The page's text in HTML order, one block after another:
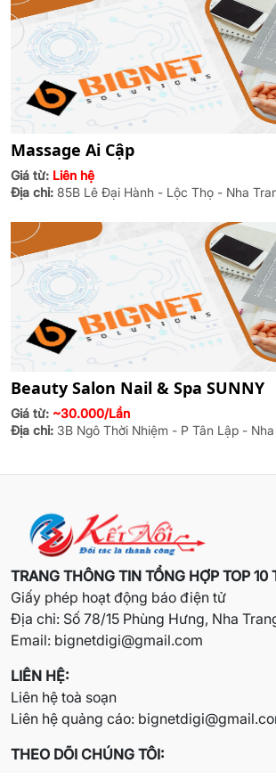
Massage Ai Cập
Giá từ: Liên hệ
Địa chỉ: 85B Lê Đại Hành - Lộc Thọ - Nha
Beauty Salon Nail & Spa SUNNY
Giá từ: ~30.000/Lần
Địa chỉ: 3B Ngô Thời Nhiệm - P Tân Lập -
TRANG THÔNG TIN TỔNG HỢP TOP 10
Giấy phép hoạt động báo điện tử
Địa chỉ: Số 78/15 Phùng Hưng, Nha
Email: bignetdigi@gmail.com
LIÊN HỆ:
Liên hệ toà soạn
Liên hệ quảng cáo:
THEO DÕI CHÚNG TÔI: